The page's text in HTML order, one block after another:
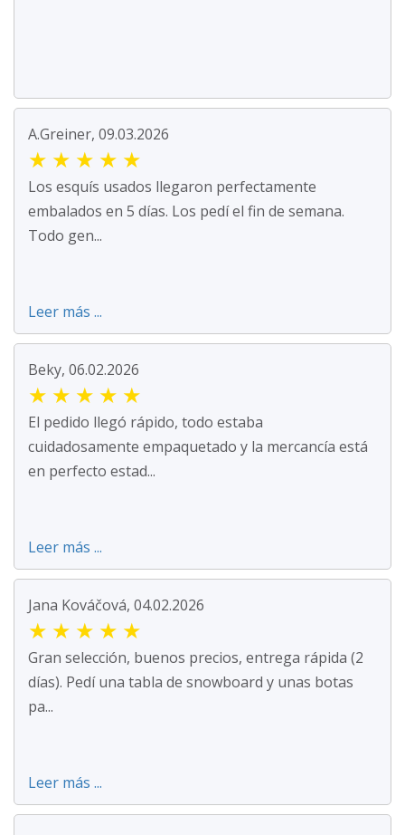
A.Greiner, 09.03.2026
★ ★ ★ ★ ★
Los esquís usados llegaron perfectamente
embalados en 5 días. Los pedí el fin de semana.
Todo gen...
Leer más ...
Beky, 06.02.2026
★ ★ ★ ★ ★
El pedido llegó rápido, todo estaba
cuidadosamente empaquetado y la mercancía está
en perfecto estad...
Leer más ...
Jana Kováčová, 04.02.2026
★ ★ ★ ★ ★
Gran selección, buenos precios, entrega rápida (2
días). Pedí una tabla de snowboard y unas botas
pa...
Leer más ...